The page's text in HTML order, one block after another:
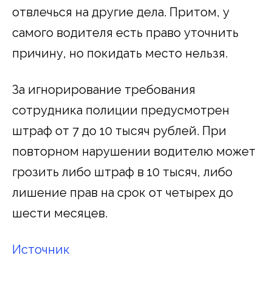
отвлечься на другие дела. Притом, у
самого водителя есть право уточнить
причину, но покидать место нельзя.
За игнорирование требования
сотрудника полиции предусмотрен
штраф от 7 до 10 тысяч рублей. При
повторном нарушении водителю может
грозить либо штраф в 10 тысяч, либо
лишение прав на срок от четырех до
шести месяцев.
Источник